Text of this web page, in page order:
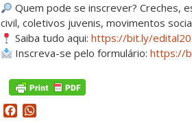
Quem pode se inscrever? Creches,
civil, coletivos juvenis, movimentos
Saiba tudo aqui:https://bit.ly/
Inscreva-se pelo formulário:https://
Facebook